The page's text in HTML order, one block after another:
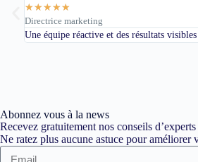
★★★★★
Directrice marketing
Une équipe réactive et des résultats
Abonnez vous à la news
Recevez gratuitement nos conseils
Ne ratez plus aucune astuce pour améliorer